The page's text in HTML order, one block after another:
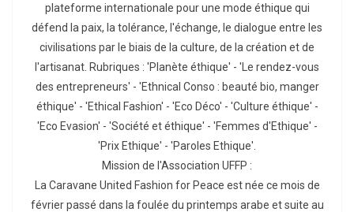
plateforme internationale pour une mode éthique qui
défend la paix, la tolérance, l'échange, le dialogue entre les
civilisations par le biais de la culture, de la création et de
l'artisanat. Rubriques : 'Planète éthique' - 'Le rendez-vous
des entrepreneurs' - 'Ethnical Conso : beauté bio, manger
éthique' - 'Ethical Fashion' - 'Eco Déco' - 'Culture éthique' -
'Eco Evasion' - 'Société et éthique' - 'Femmes d'Ethique' -
'Prix Ethique' - 'Paroles Ethique'.
Mission de l'Association UFFP :
La Caravane United Fashion for Peace est née ce mois de
février passé dans la foulée du printemps arabe et suite au